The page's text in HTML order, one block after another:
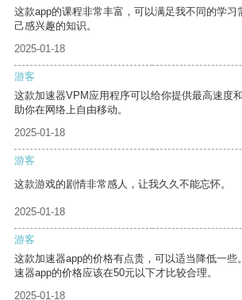
这款app的课程非常丰富，可以满足我不同的学习
己感兴趣的知识。
2025-01-18
游客
这款加速器VPM应用程序可以给你提供最高速度
助你在网络上自由移动。
2025-01-18
游客
这款游戏的剧情非常感人，让我久久不能忘怀。
2025-01-18
游客
这款加速器app的价格有点贵，可以适当降低一些
速器app的价格应该在50元以下才比较合理。
2025-01-18